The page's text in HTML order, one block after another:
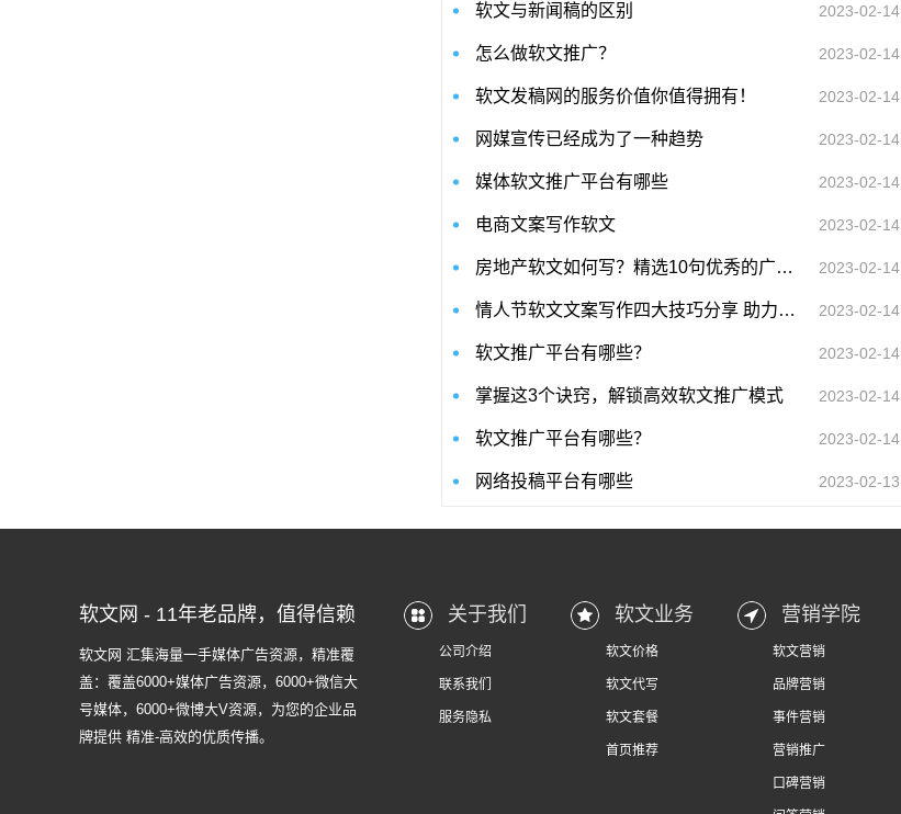
软文与新闻稿的区别 2023-02-14
怎么做软文推广？ 2023-02-14
软文发稿网的服务价值你值得拥有！ 2023-02-14
网媒宣传已经成为了一种趋势 2023-02-14
媒体软文推广平台有哪些 2023-02-14
电商文案写作软文 2023-02-14
房地产软文如何写？精选10句优秀的广告文案，直接用就行 2023-02-14
情人节软文文案写作四大技巧分享 助力品牌提高关注度 2023-02-14
软文推广平台有哪些？ 2023-02-14
掌握这3个诀窍，解锁高效软文推广模式 2023-02-14
软文推广平台有哪些？ 2023-02-14
网络投稿平台有哪些 2023-02-13
软文网 - 11年老品牌，值得信赖
软文网 汇集海量一手媒体广告资源，精准覆
盖：覆盖6000+媒体广告资源，6000+微信大
号媒体，6000+微博大V资源，为您的企业品
牌提供 精准-高效的优质传播。
关于我们
公司介绍
联系我们
服务隐私
软文业务
软文价格
软文代写
软文套餐
首页推荐
营销学院
软文营销
品牌营销
事件营销
营销推广
口碑营销